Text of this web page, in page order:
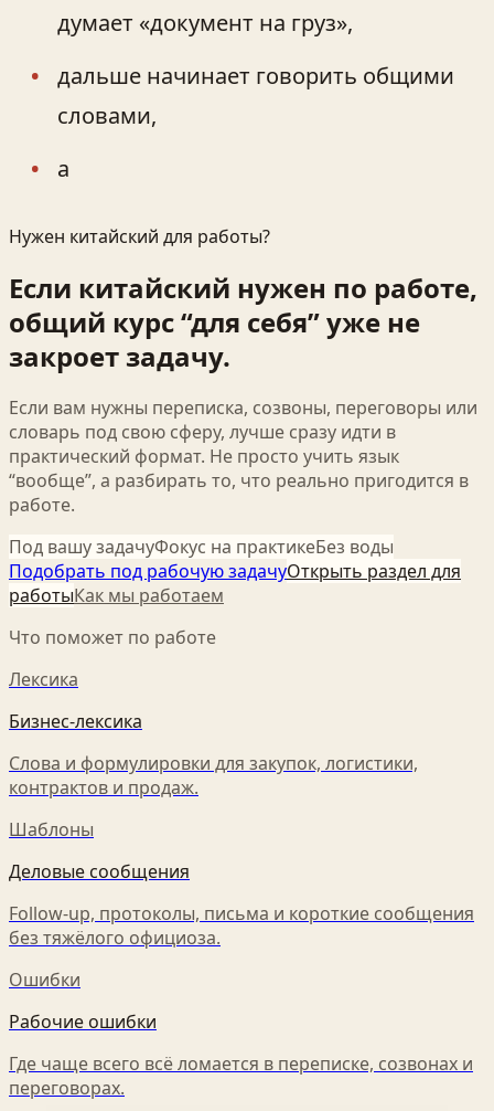
думает «документ на груз»,
дальше начинает говорить общими
словами,
а
Нужен китайский для работы?
Если китайский нужен по работе,
общий курс “для себя” уже не
закроет задачу.
Если вам нужны переписка, созвоны, переговоры или
словарь под свою сферу, лучше сразу идти в
практический формат. Не просто учить язык
“вообще”, а разбирать то, что реально пригодится в
работе.
Под вашу задачуФокус на практикеБез воды
Подобрать под рабочую задачуОткрыть раздел для
работыКак мы работаем
Что поможет по работе
Лексика
Бизнес-лексика
Слова и формулировки для закупок, логистики,
контрактов и продаж.
Шаблоны
Деловые сообщения
Follow-up, протоколы, письма и короткие сообщения
без тяжёлого официоза.
Ошибки
Рабочие ошибки
Где чаще всего всё ломается в переписке, созвонах и
переговорах.